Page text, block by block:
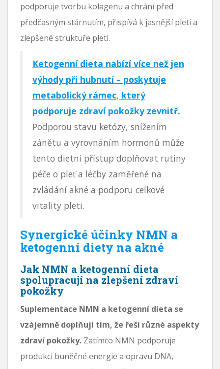
podporuje tvorbu kolagenu a chrání před
předčasným stárnutím, přispívá k jasnější pleti a
zlepšené struktuře pleti.
Ketogenní dieta nabízí více než jen
výhody při hubnutí – poskytuje
metabolický rámec, který
podporuje zdraví pokožky zevnitř.
Podporou stavu ketózy, snížením
zánětu a vyrovnáním hormonů může
tento dietní přístup doplňovat rutiny
péče o pleť a léčby zaměřené na
zvládání akné a podporu celkové
vitality pleti.
Synergické účinky NMN a
ketogenní diety na akné
Jak NMN a ketogenní dieta
spolupracují na zlepšení zdraví
pokožky
Suplementace NMN a ketogenní dieta se
vzájemně doplňují tím, že řeší různé aspekty
zdraví pokožky. Zatímco NMN podporuje
produkci buněčné energie a opravu DNA,